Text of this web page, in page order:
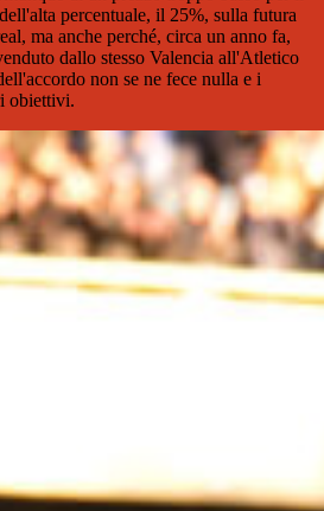
percentuale, il 25%, sulla futura
ma anche perché, circa un anno fa,
dallo stesso Valencia all'Atletico
non se ne fece nulla e i
obiettivi.